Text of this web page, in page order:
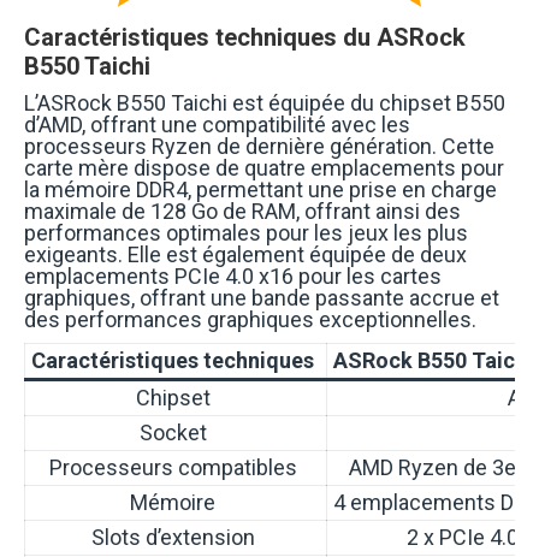
Caractéristiques techniques du ASRock
B550 Taichi
L’ASRock B550 Taichi est équipée du chipset B550
d’AMD, offrant une compatibilité avec les
processeurs Ryzen de dernière génération. Cette
carte mère dispose de quatre emplacements pour
la mémoire DDR4, permettant une prise en charge
maximale de 128 Go de RAM, offrant ainsi des
performances optimales pour les jeux les plus
exigeants. Elle est également équipée de deux
emplacements PCIe 4.0 x16 pour les cartes
graphiques, offrant une bande passante accrue et
des performances graphiques exceptionnelles.
Caractéristiques techniques
ASRock B550 Taichi
Chipset
Socket
Processeurs compatibles
AMD Ryzen de 3e
Mémoire
4 emplacements
Slots d’extension
2 x PCIe 4.0